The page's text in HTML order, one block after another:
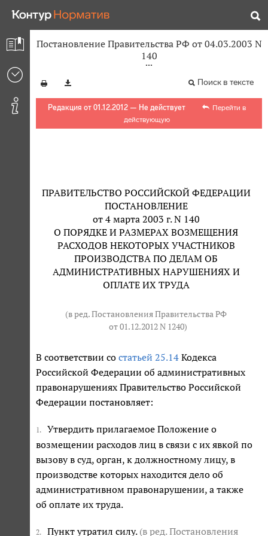
Постановление Правительства РФ от 04.03.2003 N
140
Поиск в тексте
Редакция от 01.12.2012 — Не действует
Перейти в
действующую
ПРАВИТЕЛЬСТВО РОССИЙСКОЙ ФЕДЕРАЦИИ
ПОСТАНОВЛЕНИЕ
от 4 марта 2003 г. N 140
О ПОРЯДКЕ И РАЗМЕРАХ ВОЗМЕЩЕНИЯ
РАСХОДОВ НЕКОТОРЫХ УЧАСТНИКОВ
ПРОИЗВОДСТВА ПО ДЕЛАМ ОБ
АДМИНИСТРАТИВНЫХ НАРУШЕНИЯХ И
ОПЛАТЕ ИХ ТРУДА
(в ред. Постановления Правительства РФ
от 01.12.2012 N 1240)
В соответствии со статьей 25.14 Кодекса
Российской Федерации об административных
правонарушениях Правительство Российской
Федерации постановляет:
1.
Утвердить прилагаемое Положение о
возмещении расходов лиц в связи с их явкой по
вызову в суд, орган, к должностному лицу, в
производстве которых находится дело об
административном правонарушении, а также
об оплате их труда.
2. Пункт утратил силу. (в ред. Постановления